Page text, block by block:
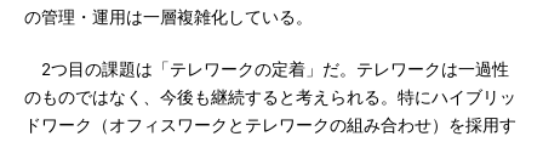
の管理・運用は一層複雑化している。
2つ目の課題は「テレワークの定着」だ。テレワークは一過性
のものではなく、今後も継続すると考えられる。特にハイブリッ
ドワーク（オフィスワークとテレワークの組み合わせ）を採用す